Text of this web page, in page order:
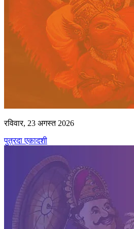
रविवार, 23 अगस्त 2026
पुत्रदा एकादशी